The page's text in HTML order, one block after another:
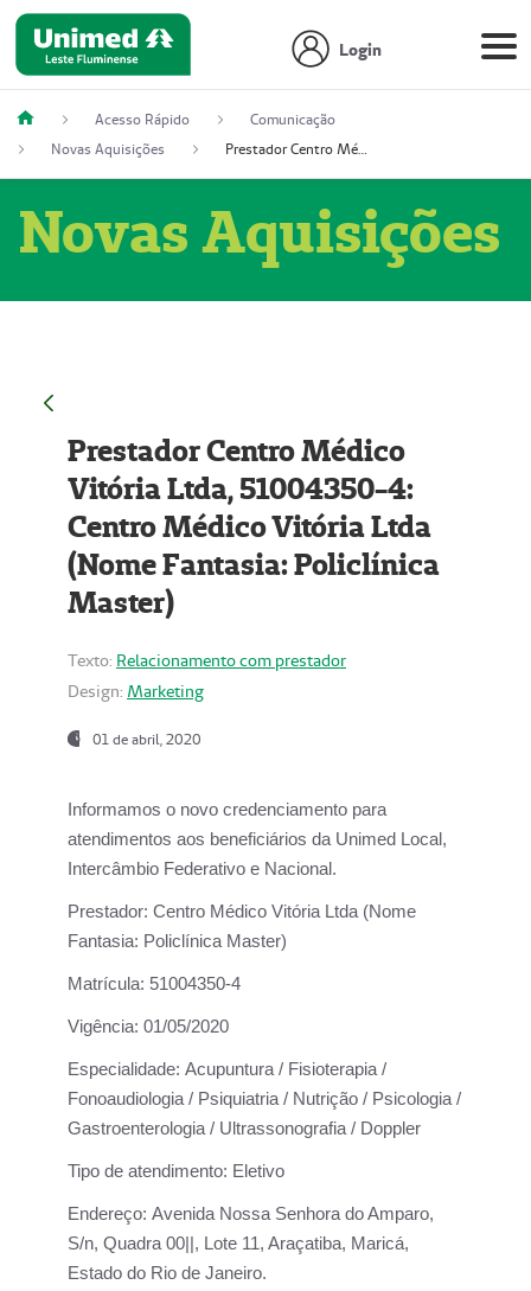
Login
Acesso Rápido
Comunicação
Novas Aquisições
Prestador Centro Médico Vitória Ltda, 51004350-4: Centro Médico Vitória Ltda (Nome Fantasia: Policlínica Master)
Novas Aquisições
Prestador Centro Médico
Vitória Ltda, 51004350-4:
Centro Médico Vitória Ltda
(Nome Fantasia: Policlínica
Master)
Texto: Relacionamento com prestador
Design: Marketing
01 de abril, 2020
Informamos o novo credenciamento para
atendimentos aos beneficiários da Unimed Local,
Intercâmbio Federativo e Nacional.
Prestador: Centro Médico Vitória Ltda (Nome
Fantasia: Policlínica Master)
Matrícula: 51004350-4
Vigência: 01/05/2020
Especialidade: Acupuntura / Fisioterapia /
Fonoaudiologia / Psiquiatria / Nutrição / Psicologia /
Gastroenterologia / Ultrassonografia / Doppler
Tipo de atendimento: Eletivo
Endereço: Avenida Nossa Senhora do Amparo,
S/n, Quadra 00||, Lote 11, Araçatiba, Maricá,
Estado do Rio de Janeiro.